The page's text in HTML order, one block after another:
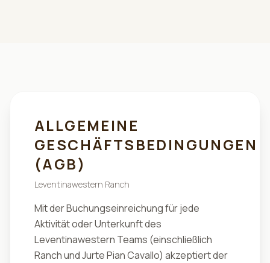
ALLGEMEINE
GESCHÄFTSBEDINGUNGEN
(AGB)
Leventinawestern Ranch
Mit der Buchungseinreichung für jede
Aktivität oder Unterkunft des
Leventinawestern Teams (einschließlich
Ranch und Jurte Pian Cavallo) akzeptiert der